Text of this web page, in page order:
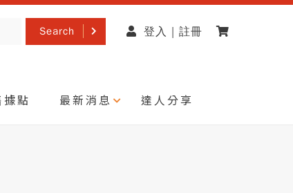
Search 登入 | 註冊
點 最新消息 達人分享